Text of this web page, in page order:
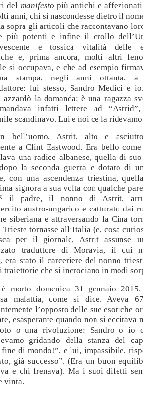
del manifestopiù antichi e
anni, chi si nascondesse dietro il
sopra gli articoli che raccontavano
più potenti e infine il crollo
e tossica vitalità delle
e, prima ancora, molti altri
si occupava, e che ad esempio
stampa, negli anni ottanta,
lui stesso, Sandro Medici e
azzardò la domanda: è una ragazza
infatti lettere ad
scandinavo. Lui e noi ce la
bell’uomo, Astrit, alto e
a Clint Eastwood. Era bello
una radice albanese, quella di
la seconda guerra e dotato di
con una ascendenza triestina,
signora a sua volta con qualche
il padre, il nonno di Astrit,
austro-ungarico e catturato dai
siberiana e attraversando la Cina
Trieste tornasse all’Italia (e, cosa
per il giornale, Astrit assunse
traduttore di Moravia, il cui
era stato il carceriere del nonno
traiettorie che si incrociano in modi
morto domenica 31 gennaio
malattia, come si dice. Aveva
l’opposto delle sue esotiche
esasperante quando non si eccitava
o una rivoluzione: Sandro o io
gridando della stanza del
di mondo!”, e lui, impassibile,
già successo”. (Era un buon
e chi frenava). Ma i suoi difetti
vinta.